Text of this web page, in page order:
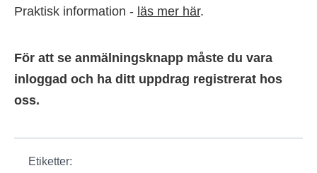
Praktisk information - läs mer här.
För att se anmälningsknapp måste du vara
inloggad och ha ditt uppdrag registrerat hos
oss.
Etiketter: